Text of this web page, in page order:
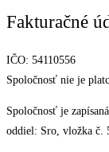
Fakturačné
IČO: 54110556
Spoločnosť nie je
Spoločnosť je
oddiel: Sro, vložka č.